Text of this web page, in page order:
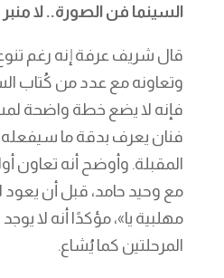
السينما فن الصورة.. لا منبر
قال شريف عرفة إنه رغم
وتعاونه مع عدد من كُتاب
فإنه لا يضع خطة واضحة
فنان يعرف بدقة ما
المقبلة. وأوضح أنه تعاون
مع وحيد حامد، قبل أن يعود
مهلبية يا»، مؤكدًا أنه لا
المرحلتين كما يُشاع.